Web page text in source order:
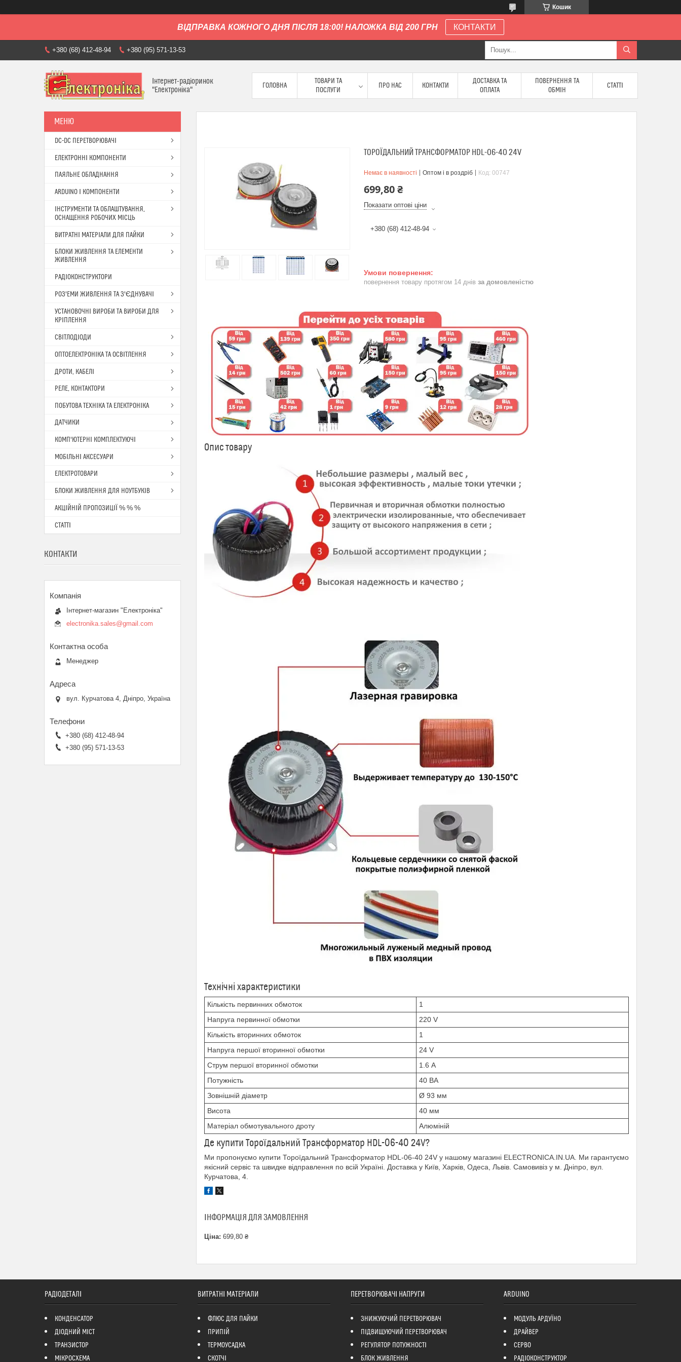
Кошик
ВІДПРАВКА КОЖНОГО ДНЯ ПІСЛЯ 18:00! НАЛОЖКА ВІД 200 ГРН КОНТАКТИ
+380 (68) 412-48-94 +380 (95) 571-13-53
Інтернет-радіоринок
"Електроніка"
ГОЛОВНА
ТОВАРИ ТА
ПОСЛУГИ
ПРО НАС КОНТАКТИ
ДОСТАВКА ТА
ОПЛАТА
ПОВЕРНЕННЯ ТА
ОБМІН
СТАТТІ
ТОРОЇДАЛЬНИЙ ТРАНСФОРМАТОР HDL-06-40 24V
Немає в наявності Оптом і в роздріб Код: 00747
699,80 ₴
Показати оптові ціни
+380 (68) 412-48-94
повернення товару протягом 14 днів за домовленістю
Опис товару
Технічні характеристики
Кількість первинних обмоток
1
Напруга первинної обмотки
220 V
Кількість вторинних обмоток
1
Напруга першої вторинної обмотки
24 V
Струм першої вторинної обмотки
1.6 А
Потужність
40 ВА
Зовнішній діаметр
Ø 93 мм
Висота
40 мм
Матеріал обмотувального дроту
Алюміній
Де купити Тороїдальний Трансформатор HDL-06-40 24V?
Ми пропонуємо купити Тороїдальний Трансформатор HDL-06-40 24V у нашому магазині ELECTRONICA.IN.UA. Ми гарантуємо
якісний сервіс та швидке відправлення по всій Україні. Доставка у Київ, Харків, Одеса, Львів. Самовивіз у м. Дніпро, вул.
Курчатова, 4.
ІНФОРМАЦІЯ ДЛЯ ЗАМОВЛЕННЯ
Ціна: 699,80 ₴
DC-DC ПЕРЕТВОРЮВАЧІ
ЕЛЕКТРОННІ КОМПОНЕНТИ
ПАЯЛЬНЕ ОБЛАДНАННЯ
ARDUINO І КОМПОНЕНТИ
ІНСТРУМЕНТИ ТА ОБЛАШТУВАННЯ,
ОСНАЩЕННЯ РОБОЧИХ МІСЦЬ
ВИТРАТНІ МАТЕРІАЛИ ДЛЯ ПАЙКИ
БЛОКИ ЖИВЛЕННЯ ТА ЕЛЕМЕНТИ
ЖИВЛЕННЯ
РАДІОКОНСТРУКТОРИ
РОЗ'ЕМИ ЖИВЛЕННЯ ТА З'ЄДНУВАЧІ
УСТАНОВОЧНІ ВИРОБИ ТА ВИРОБИ ДЛЯ
КРІПЛЕННЯ
СВІТЛОДІОДИ
ОПТОЕЛЕКТРОНІКА ТА ОСВІТЛЕННЯ
ДРОТИ, КАБЕЛІ
РЕЛЕ, КОНТАКТОРИ
ПОБУТОВА ТЕХНІКА ТА ЕЛЕКТРОНІКА
ДАТЧИКИ
КОМП'ЮТЕРНІ КОМПЛЕКТУЮЧІ
МОБІЛЬНІ АКСЕСУАРИ
ЕЛЕКТРОТОВАРИ
БЛОКИ ЖИВЛЕННЯ ДЛЯ НОУТБУКІВ
АКЦІЙНІЙ ПРОПОЗИЦІЇ % % %
СТАТТІ
КОНТАКТИ
Інтернет-магазин "Електроніка"
electronika.sales@gmail.com
Менеджер
вул. Курчатова 4, Дніпро, Україна
+380 (68) 412-48-94
+380 (95) 571-13-53
РАДІОДЕТАЛІ
КОНДЕНСАТОР
ДІОДНИЙ МІСТ
ТРАНЗИСТОР
МІКРОСХЕМА
ВИТРАТНІ МАТЕРІАЛИ
ФЛЮС ДЛЯ ПАЙКИ
ПРИПІЙ
ТЕРМОУСАДКА
СКОТЧІ
ПЕРЕТВОРЮВАЧІ НАПРУГИ
ЗНИЖУЮЧИЙ ПЕРЕТВОРЮВАЧ
ПІДВИЩУЮЧИЙ ПЕРЕТВОРЮВАЧ
РЕГУЛЯТОР ПОТУЖНОСТІ
БЛОК ЖИВЛЕННЯ
ARDUINO
МОДУЛЬ АРДУЇНО
ДРАЙВЕР
СЕРВО
РАДІОКОНСТРУКТОР